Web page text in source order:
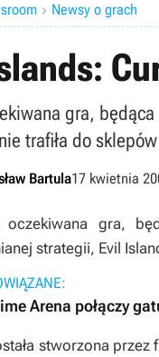
 Newsy o grach
gra,
trafiła do
Bartula17 kwietnia
oczekiwana gra,
strategii, Evil
Arena połączy
stworzona